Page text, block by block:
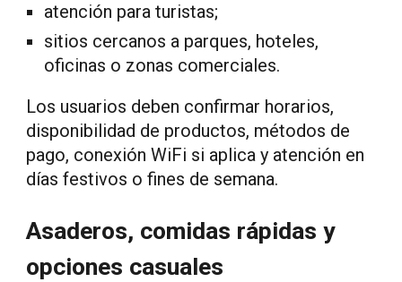
atención para turistas;
sitios cercanos a parques, hoteles,
oficinas o zonas comerciales.
Los usuarios deben confirmar horarios,
disponibilidad de productos, métodos de
pago, conexión WiFi si aplica y atención en
días festivos o fines de semana.
Asaderos, comidas rápidas y
opciones casuales